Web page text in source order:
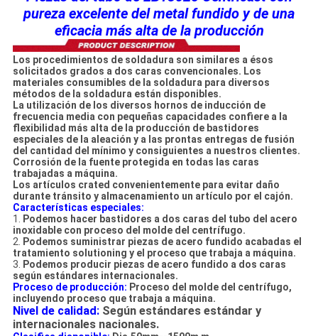
pureza excelente del metal fundido y de una
eficacia más alta de la producción
Los procedimientos de soldadura son similares a ésos
solicitados grados a dos caras convencionales. Los
materiales consumibles de la soldadura para diversos
métodos de la soldadura están disponibles.
La utilización de los diversos hornos de inducción de
frecuencia media con pequeñas capacidades confiere a la
flexibilidad más alta de la producción de bastidores
especiales de la aleación y a las prontas entregas de fusión
del cantidad del mínimo y consiguientes a nuestros clientes.
Corrosión de la fuente protegida en todas las caras
trabajadas a máquina.
Los artículos crated convenientemente para evitar daño
durante tránsito y almacenamiento un artículo por el cajón.
Características especiales:
1.
Podemos hacer bastidores a dos caras del tubo del acero
inoxidable con proceso del molde del centrífugo.
2.
Podemos suministrar piezas de acero fundido acabadas el
tratamiento solutioning y el proceso que trabaja a máquina.
3.
Podemos producir piezas de acero fundido a dos caras
según estándares internacionales.
Proceso de producción: Proceso del molde del centrífugo,
incluyendo proceso que trabaja a máquina.
Nivel de calidad:Según estándares estándar y
internacionales nacionales.